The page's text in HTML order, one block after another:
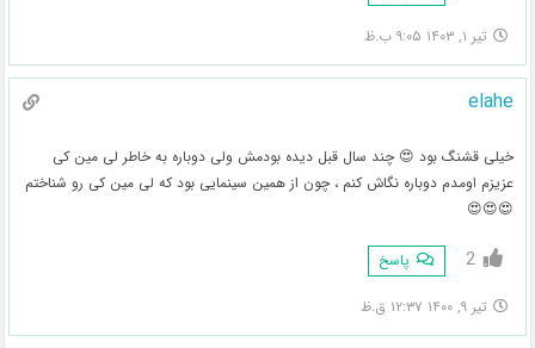
تیر ۱, ۱۴۰۳ ۹:۰۵ ب.ظ
elahe
خیلی قشنگ بود 😍 چند سال قبل دیده بودمش ولی دوباره به خاطر لی مین کی
عزیزم اومدم دوباره نگاش کنم ، چون از همین سینمایی بود که لی مین کی رو شناختم
😍😍😍
2 پاسخ
تیر ۹, ۱۴۰۰ ۱۲:۳۷ ق.ظ